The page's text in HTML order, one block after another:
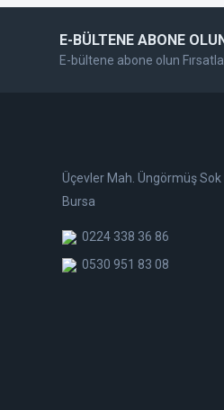
E-BÜLTENE ABONE
E-bültene abone olun
Üçevler Mah. Üngörmüş
Bursa
0224 338 36 86
0530 951 83 08